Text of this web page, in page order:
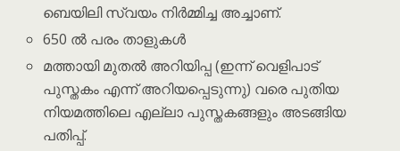
ബെയിലി സ്വയം നിർമ്മിച്ച അച്ചാണ്.
650 ൽ പരം താളുകൾ
മത്തായി മുതൽ അറിയിപ്പ (ഇന്ന് വെളിപാട്
പുസ്തകം എന്ന് അറിയപ്പെടുന്നു) വരെ പുതിയ
നിയമത്തിലെ എല്ലാ പുസ്തകങ്ങളും അടങ്ങിയ
പതിപ്പ്.